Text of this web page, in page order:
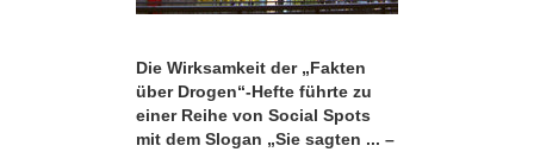
Die Wirksamkeit der „Fakten
über Drogen“-Hefte führte zu
einer Reihe von Social Spots
mit dem Slogan „Sie sagten ... –